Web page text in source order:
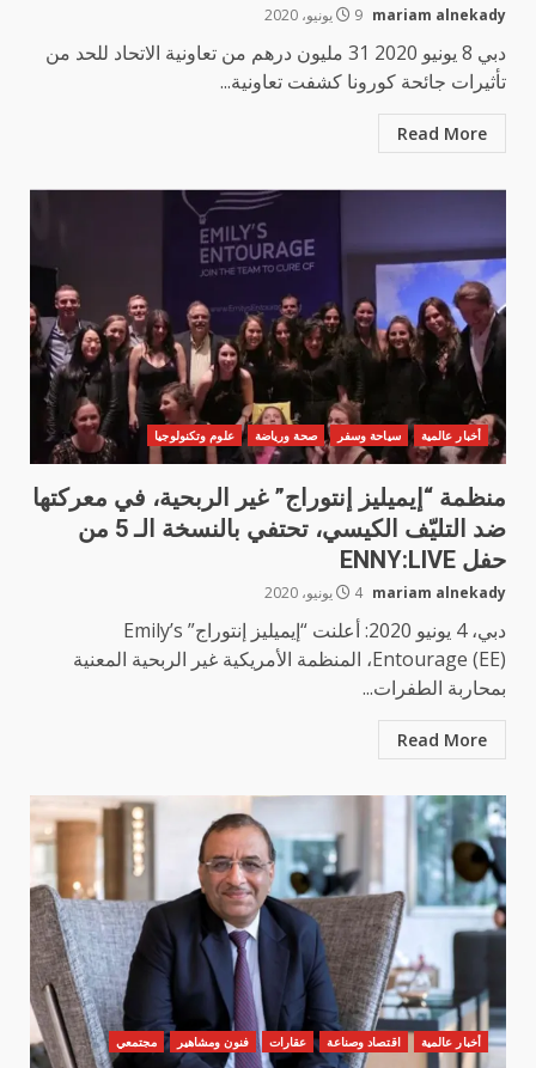
mariam alnekady 9 يونيو، 2020
دبي 8 يونيو 2020 31 مليون درهم من تعاونية الاتحاد للحد من
تأثيرات جائحة كورونا كشفت تعاونية...
Read More
أخبار عالمية سياحة وسفر صحة ورياضة علوم وتكنولوجيا
منظمة “إيميليز إنتوراج” غير الربحية، في معركتها
ضد التليّف الكيسي، تحتفي بالنسخة الـ 5 من
حفل ENNY:LIVE
mariam alnekady 4 يونيو، 2020
دبي، 4 يونيو 2020: أعلنت “إيميليز إنتوراج” Emily’s
Entourage (EE)، المنظمة الأمريكية غير الربحية المعنية
بمحاربة الطفرات...
Read More
أخبار عالمية اقتصاد وصناعة عقارات فنون ومشاهير مجتمعي